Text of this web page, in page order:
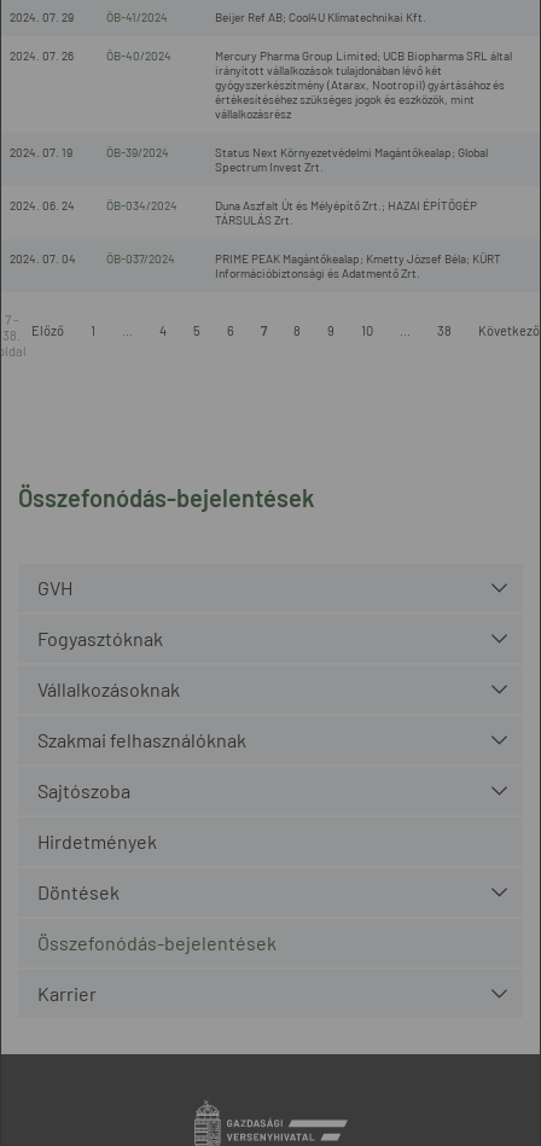
Összefonódás-bejelentések
GVH
Fogyasztóknak
Vállalkozásoknak
Szakmai felhasználóknak
Sajtószoba
Hirdetmények
Döntések
Összefonódás-bejelentések
Karrier
2024. 07. 29 ÖB-41/2024 Beijer Ref AB; Cool4U Klímatechnikai Kft.
2024. 07. 26 ÖB-40/2024
Mercury Pharma Group Limited; UCB Biopharma SRL által
irányított vállalkozások tulajdonában lévő két
gyógyszerkészítmény (Atarax, Nootropil) gyártásához és
értékesítéséhez szükséges jogok és eszközök, mint
vállalkozásrész
2024. 07. 19 ÖB-39/2024
Status Next Környezetvédelmi Magántőkealap; Global
Spectrum Invest Zrt.
2024. 06. 24 ÖB-034/2024
Duna Aszfalt Út és Mélyépítő Zrt.; HAZAI ÉPÍTŐGÉP
TÁRSULÁS Zrt.
2024. 07. 04 ÖB-037/2024
PRIME PEAK Magántőkealap; Kmetty József Béla; KÜRT
Információbiztonsági és Adatmentő Zrt.
7 -
38.
Előző 1 4 5 6 7 8 9 10 38 Következő